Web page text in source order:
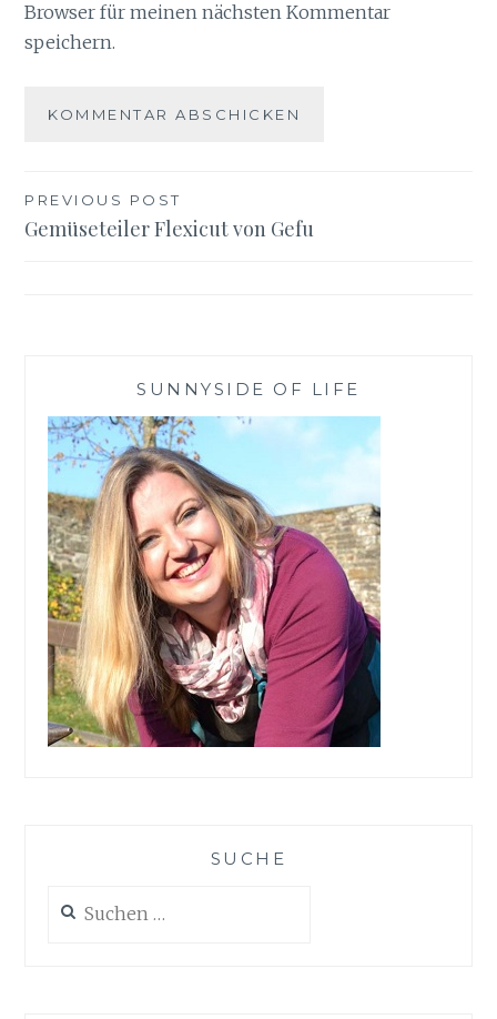
Browser für meinen nächsten Kommentar
speichern.
Beitragsnavigation
PREVIOUS POST
Gemüseteiler Flexicut von Gefu
SUNNYSIDE OF LIFE
SUCHE
nach: